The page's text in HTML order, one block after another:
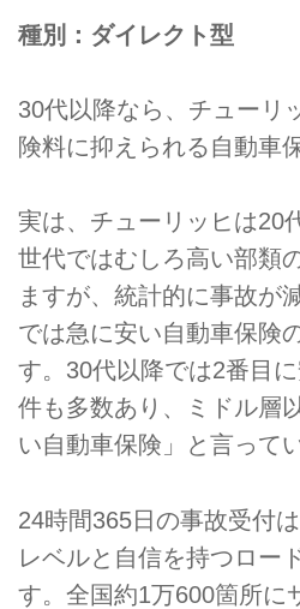
種別：ダイレクト型
30代以降なら、チューリ
険料に抑えられる自動車
実は、チューリッヒは20
世代ではむしろ高い部類
ますが、統計的に事故が
では急に安い自動車保険
す。30代以降では2番目
件も多数あり、ミドル層
い自動車保険」と言って
24時間365日の事故受付
レベルと自信を持つロー
す。全国約1万600箇所に